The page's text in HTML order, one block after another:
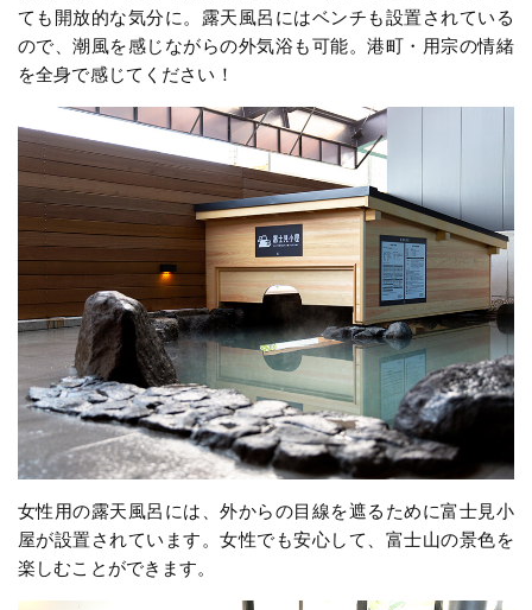
ても開放的な気分に。露天風呂にはベンチも設置されている
ので、潮風を感じながらの外気浴も可能。港町・用宗の情緒
を全身で感じてください！
女性用の露天風呂には、外からの目線を遮るために富士見小
屋が設置されています。女性でも安心して、富士山の景色を
楽しむことができます。